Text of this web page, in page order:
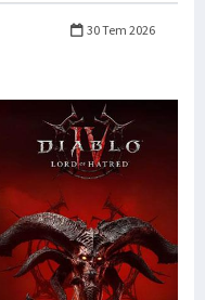
30 Tem 2026